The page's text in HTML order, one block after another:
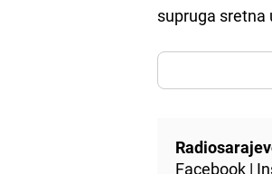
supruga sretna
Facebook |